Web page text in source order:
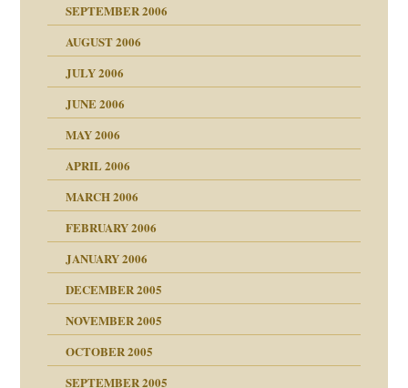
SEPTEMBER 2006
AUGUST 2006
JULY 2006
JUNE 2006
MAY 2006
APRIL 2006
MARCH 2006
FEBRUARY 2006
JANUARY 2006
DECEMBER 2005
NOVEMBER 2005
OCTOBER 2005
SEPTEMBER 2005